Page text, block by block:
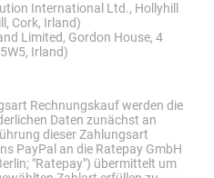
International Ltd., Hollyhill
Cork, Irland)
Limited, Gordon House, 4
Irland)
Rechnungskauf werden die
Daten zunächst an
dieser Zahlungsart
PayPal an die Ratepay GmbH
"Ratepay") übermittelt um